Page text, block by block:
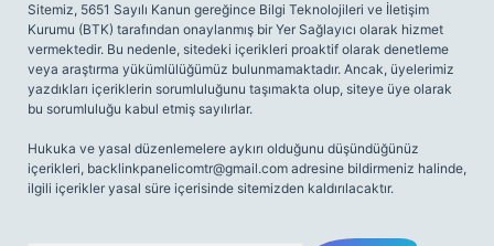
Sitemiz, 5651 Sayılı Kanun gereğince Bilgi Teknolojileri ve İletişim
Kurumu (BTK) tarafından onaylanmış bir Yer Sağlayıcı olarak hizmet
vermektedir. Bu nedenle, sitedeki içerikleri proaktif olarak denetleme
veya araştırma yükümlülüğümüz bulunmamaktadır. Ancak, üyelerimiz
yazdıkları içeriklerin sorumluluğunu taşımakta olup, siteye üye olarak
bu sorumluluğu kabul etmiş sayılırlar.
Hukuka ve yasal düzenlemelere aykırı olduğunu düşündüğünüz
içerikleri, backlinkpanelicomtr@gmail.com adresine bildirmeniz halinde,
ilgili içerikler yasal süre içerisinde sitemizden kaldırılacaktır.